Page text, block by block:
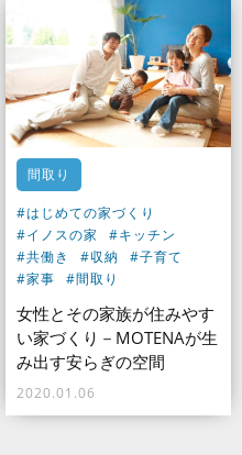
間取り
#はじめての家づくり
#イノスの家
#キッチン
#共働き
#収納
#子育て
#家事
#間取り
女性とその家族が住みやす
い家づくり－MOTENAが生
み出す安らぎの空間
2020.01.06